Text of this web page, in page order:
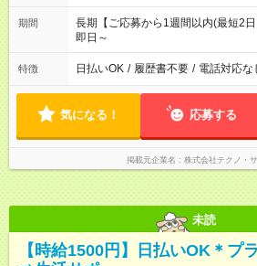
期間
長期【ご応募から1週間以内(最短2
即日～
特徴 日払いOK / 履歴書不要 / 電話対応な
気になる！ 応募する
掲載元企業名 株式会社テクノ・
未読
【時給1500円】日払いOK＊プ